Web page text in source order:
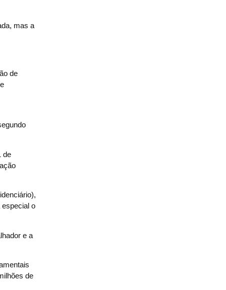
mas a
de
de
especial o
e a
de